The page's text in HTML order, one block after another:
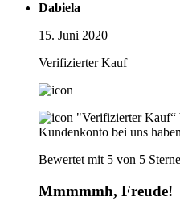
Dabiela
15. Juni 2020
Verifizierter Kauf
"Verifizierter Kauf“
Kundenkonto bei uns
Bewertet mit 5 von 5
Mmmmmh, Freude!